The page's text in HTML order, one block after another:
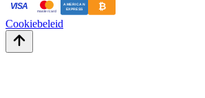
VISA
mastercard
AMERICAN
EXPRESS
₿
Cookiebeleid